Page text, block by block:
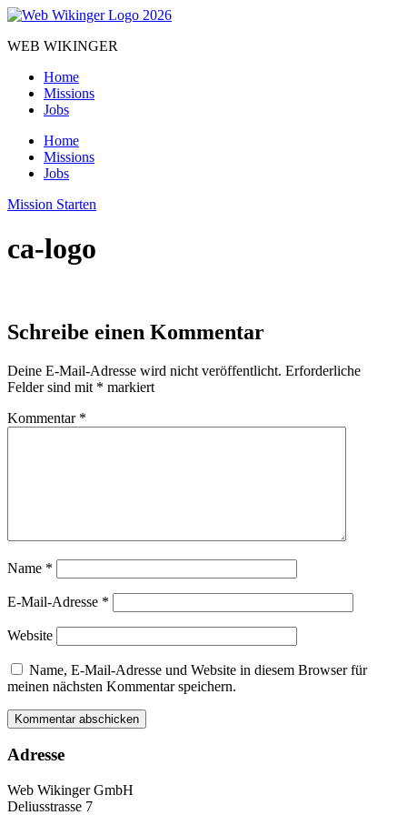
Zum
springen
WEB WIKINGER
Home
Missions
Jobs
Home
Missions
Jobs
Mission Starten
ca-logo
Schreibe einen Kommentar
Deine E-Mail-Adresse wird nicht veröffentlicht. Erforderliche
Felder sind mit * markiert
Kommentar *
Name *
E-Mail-Adresse *
Website
Name, E-Mail-Adresse und Website in diesem Browser für
meinen nächsten Kommentar speichern.
Adresse
Web Wikinger GmbH
Deliusstrasse 7